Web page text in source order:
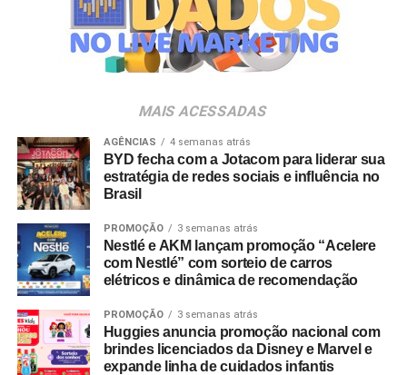
destaca Aline Ivanov, gerente de marketing do Shopping
Villa Lobos.
Para ingressar no programa e participar do sorteio, os
Shopping Villa Lobos, efetuar o cadastro e enviar
comprovantes fiscais de qualquer valor. O regulamento
completo está disponível no site do empreendimento.
MAIS ACESSADAS
AGÊNCIAS 4 semanas atrás
BYD fecha com a Jotacom para liderar sua
estratégia de redes sociais e influência no
Brasil
PROMOÇÃO 3 semanas atrás
Nestlé e AKM lançam promoção “Acelere
com Nestlé” com sorteio de carros
elétricos e dinâmica de recomendação
PROMOÇÃO 3 semanas atrás
Huggies anuncia promoção nacional com
brindes licenciados da Disney e Marvel e
expande linha de cuidados infantis